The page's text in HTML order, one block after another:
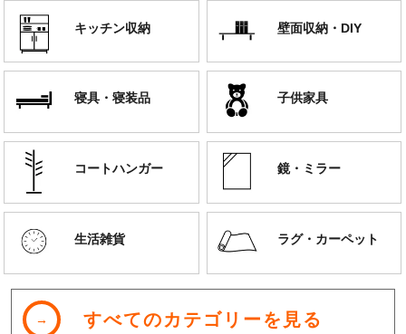
キッチン収納 壁面収納・DIY
寝具・寝装品 子供家具
コートハンガー 鏡・ミラー
生活雑貨 ラグ・カーペット
すべてのカテゴリーを見る